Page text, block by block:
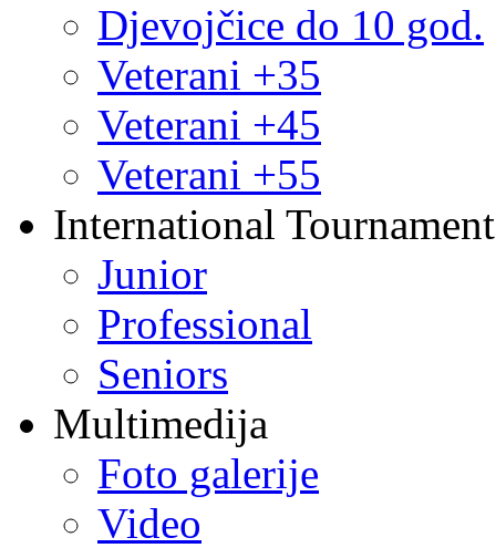
Djevojčice do 10 god.
Veterani +35
Veterani +45
Veterani +55
International
Junior
Professional
Seniors
Multimedija
Foto galerije
Video